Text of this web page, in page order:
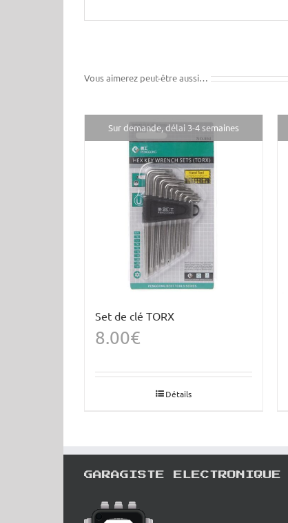
Vous aimerez peut-être aussi…
Set de clé TORX
8.00€
Détails
GARAGISTE ELECTRONIQUE